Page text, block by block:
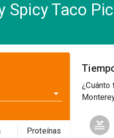
Spicy Taco
Proteínas
¿Cuánto